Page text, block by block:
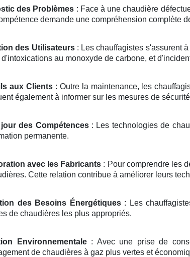
des Problèmes : Face à une chaudière
demande une compréhension complète
des Utilisateurs: Les chauffagistes s'assurent
au monoxyde de carbone, et
aux Clients: Outre la maintenance, les
également à informer sur les mesures de
jour des Compétences: Les technologies de
permanente.
avec les Fabricants : Pour comprendre les
Cette relation contribue à améliorer leurs
des Besoins Énergétiques: Les
de chaudières les plus appropriés.
Environnementale: Avec une prise de
de chaudières à gaz plus vertes et